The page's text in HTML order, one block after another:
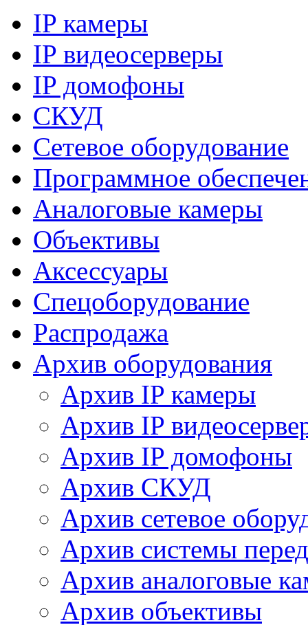
IP камеры
IP видеосерверы
IP домофоны
СКУД
Сетевое оборудование
Программное
Аналоговые камеры
Объективы
Аксессуары
Спецоборудование
Распродажа
Архив оборудования
Архив IP камеры
Архив IP
Архив IP домофоны
Архив СКУД
Архив сетевое
Архив системы
Архив аналоговые
Архив объективы